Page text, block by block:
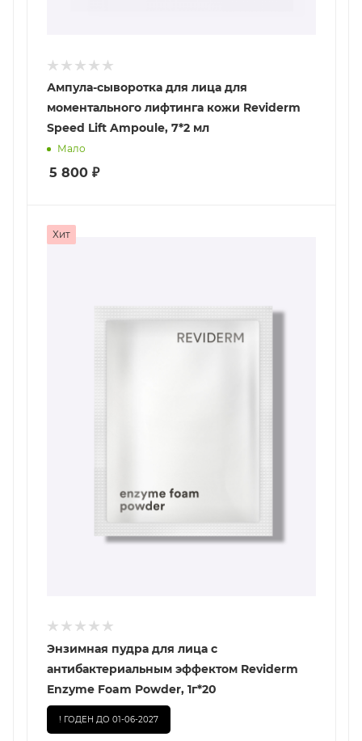
Ампула-сыворотка для лица для
моментального лифтинга кожи Reviderm
Speed Lift Ampoule, 7*2 мл
Мало
5 800 ₽
Хит
Энзимная пудра для лица с
антибактериальным эффектом Reviderm
Enzyme Foam Powder, 1г*20
! ГОДЕН ДО 01-06-2027